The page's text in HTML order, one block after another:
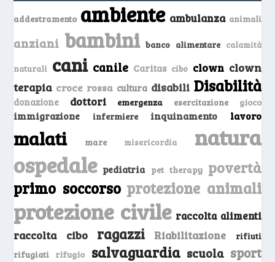
addestramento ambiente ambulanza animali
anziani bambini banco alimentare calamità
naturali cani canile Caritas cibo clown clown
terapia croce rossa cultura disabili Disabilità
donazione dottori emergenza esercitazione gioco
immigrazione infermiere inquinamento lavoro
malati mare misericordia natura
ospedale pediatria pet therapy povertà
primo soccorso protezione animali
protezione civile raccolta alimenti
raccolta cibo ragazzi Riabilitazione
rifiuti
rifugiati
rifugio salvaguardia scuola sport